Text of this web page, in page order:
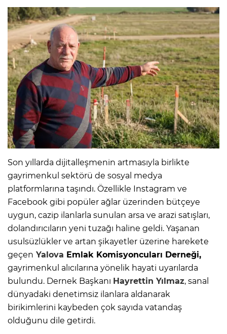
Son yıllarda dijitalleşmenin artmasıyla birlikte
gayrimenkul sektörü de sosyal medya
platformlarına taşındı. Özellikle Instagram ve
Facebook gibi popüler ağlar üzerinden bütçeye
uygun, cazip ilanlarla sunulan arsa ve arazi satışları,
dolandırıcıların yeni tuzağı haline geldi. Yaşanan
usulsüzlükler ve artan şikayetler üzerine harekete
geçen Yalova Emlak Komisyoncuları Derneği,
gayrimenkul alıcılarına yönelik hayati uyarılarda
bulundu. Dernek Başkanı Hayrettin Yılmaz, sanal
dünyadaki denetimsiz ilanlara aldanarak
birikimlerini kaybeden çok sayıda vatandaş
olduğunu dile getirdi.